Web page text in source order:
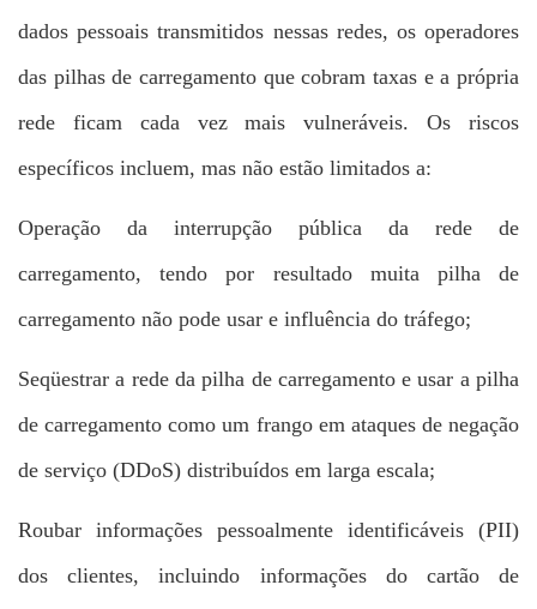
dados pessoais transmitidos nessas redes, os operadores
das pilhas de carregamento que cobram taxas e a própria
rede ficam cada vez mais vulneráveis. Os riscos
específicos incluem, mas não estão limitados a:
Operação da interrupção pública da rede de
carregamento, tendo por resultado muita pilha de
carregamento não pode usar e influência do tráfego;
Seqüestrar a rede da pilha de carregamento e usar a pilha
de carregamento como um frango em ataques de negação
de serviço (DDoS) distribuídos em larga escala;
Roubar informações pessoalmente identificáveis (PII)
dos clientes, incluindo informações do cartão de